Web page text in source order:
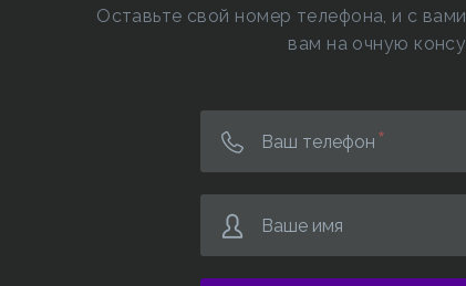
Оставьте свой номер телефона, и с
вам на очную
Ваш телефон
Ваше имя